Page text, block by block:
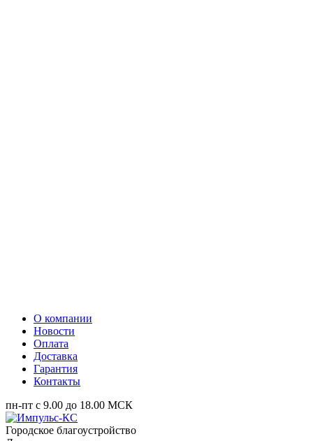
О компании
Новости
Оплата
Доставка
Гарантия
Контакты
пн-пт с 9.00 до 18.00 МСК
Городское благоустройство